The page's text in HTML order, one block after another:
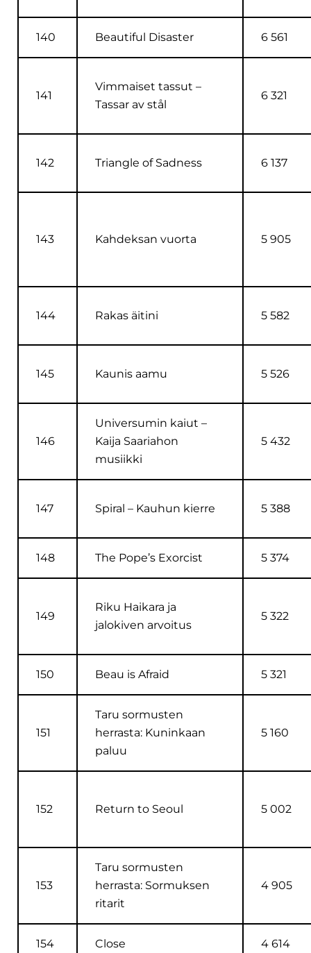
140 Beautiful Disaster 6 561
141
Vimmaiset tassut –
Tassar av stål
6 321
142 Triangle of Sadness 6 137
143 Kahdeksan vuorta 5 905
144 Rakas äitini 5 582
145 Kaunis aamu 5 526
146
Universumin kaiut –
Kaija Saariahon
musiikki
5 432
147 Spiral – Kauhun kierre 5 388
148 The Pope’s Exorcist 5 374
149
Riku Haikara ja
jalokiven arvoitus
5 322
150 Beau is Afraid 5 321
151
Taru sormusten
herrasta: Kuninkaan
paluu
5 160
152 Return to Seoul 5 002
153
Taru sormusten
herrasta: Sormuksen
ritarit
4 905
154 Close 4 614